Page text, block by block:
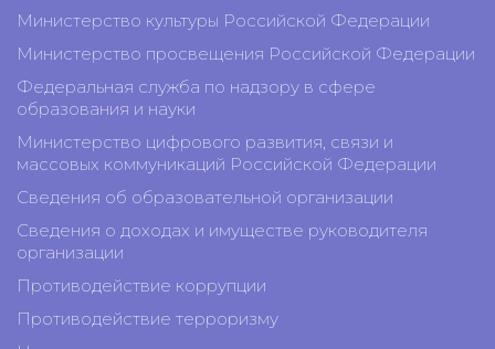
Министерство культуры Российской Федерации
Министерство просвещения Российской Федерации
Федеральная служба по надзору в сфере
образования и науки
Министерство цифрового развития, связи и
массовых коммуникаций Российской Федерации
Сведения об образовательной организации
Сведения о доходах и имуществе руководителя
организации
Противодействие коррупции
Противодействие терроризму